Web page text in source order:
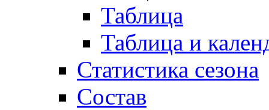
Таблица
Таблица и
Статистика сезона
Состав